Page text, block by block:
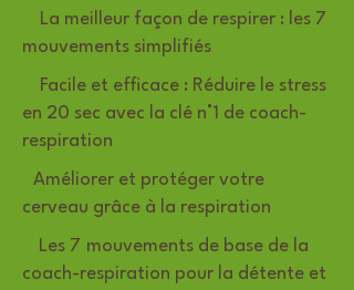
La meilleur façon de respirer : les 7
mouvements simplifiés
Facile et efficace : Réduire le stress
en 20 sec avec la clé n°1 de coach-
respiration
Améliorer et protéger votre
cerveau grâce à la respiration
Les 7 mouvements de base de la
coach-respiration pour la détente et